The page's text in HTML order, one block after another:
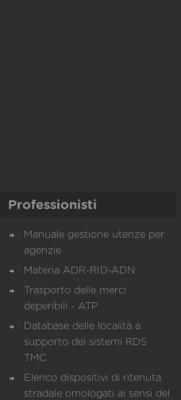
Professionisti
Manuale gestione utenze per
agenzie
Materia ADR-RID-ADN
Trasporto delle merci
deperibili - ATP
Database delle località a
supporto dei sistemi RDS
TMC
Elenco dispositivi di ritenuta
stradale omologati ai sensi del